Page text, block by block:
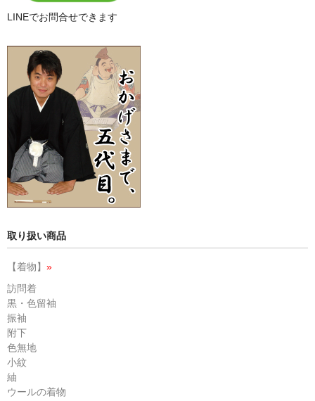
LINEでお問合せできます
取り扱い商品
【着物】 »
訪問着
黒・色留袖
振袖
附下
色無地
小紋
紬
ウールの着物